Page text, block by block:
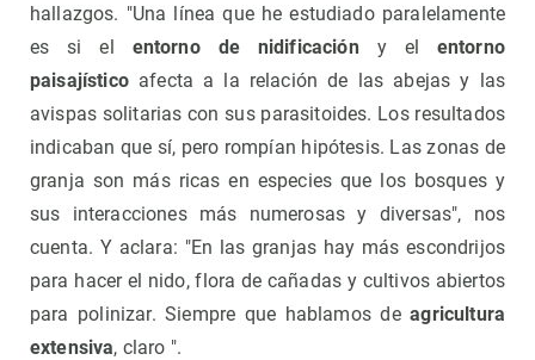
hallazgos. "Una línea que he estudiado paralelamente
es si el entorno de nidificacióny el entorno
paisajísticoafecta a la relación de las abejas y las
avispas solitarias con sus parasitoides. Los resultados
indicaban que sí, pero rompían hipótesis. Las zonas de
granja son más ricas en especies que los bosques y
sus interacciones más numerosas y diversas", nos
cuenta. Y aclara: "En las granjas hay más escondrijos
para hacer el nido, flora de cañadas y cultivos abiertos
para polinizar. Siempre que hablamos deagricultura
extensiva, claro ".